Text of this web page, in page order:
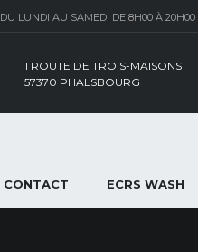
DU LUNDI AU SAMEDI DE 8H00 À
1 ROUTE DE TROIS-MAISONS
57370 PHALSBOURG
CONTACT ECRS WASH